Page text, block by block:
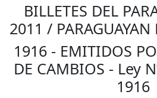
BILLETES DEL
2011 / PARAGUAYAN
1916 - EMITIDOS
DE CAMBIOS - Ley
1916